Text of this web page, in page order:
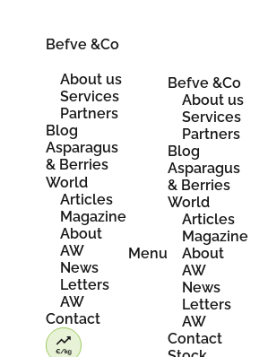
Befve &Co
About us
Services
Partners
Blog
Asparagus
& Berries
World
Articles
Magazine
About
AW
News
Letters
AW
Contact
Menu
Befve &Co
About us
Services
Partners
Blog
Asparagus
& Berries
World
Articles
Magazine
About
AW
News
Letters
AW
Contact